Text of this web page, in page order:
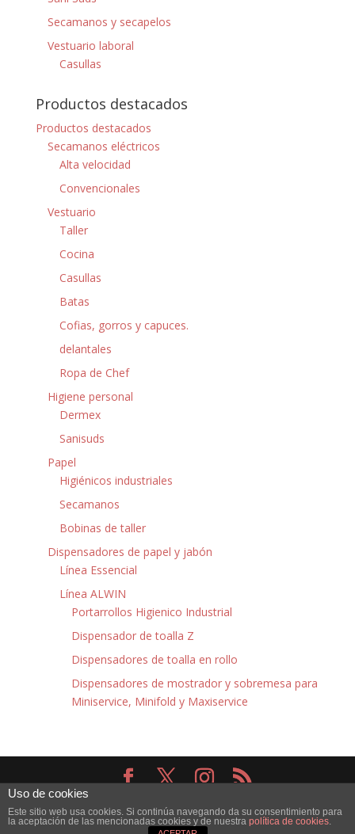
Secamanos y secapelos
Vestuario laboral
Casullas
Productos destacados
Productos destacados
Secamanos eléctricos
Alta velocidad
Convencionales
Vestuario
Taller
Cocina
Casullas
Batas
Cofias, gorros y capuces.
delantales
Ropa de Chef
Higiene personal
Dermex
Sanisuds
Papel
Higiénicos industriales
Secamanos
Bobinas de taller
Dispensadores de papel y jabón
Línea Essencial
Línea ALWIN
Portarrollos Higienico Industrial
Dispensador de toalla Z
Dispensadores de toalla en rollo
Dispensadores de mostrador y sobremesa para
Miniservice, Minifold y Maxiservice
Elegant Themes
WordPress
Uso de cookies
Este sitio web usa cookies. Si continúa navegando da su consentimiento para
la aceptación de las mencionadas cookies y de nuestra política de cookies.